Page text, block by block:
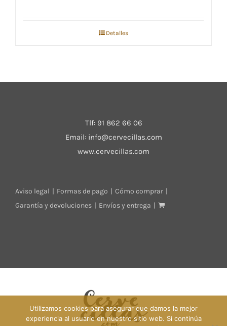
Detalles
Tlf: 91 862 66 06
Email: info@cervecillas.com
www.cervecillas.com
Aviso legal Formas de pago
Cómo comprar
Garantía y devoluciones
Envíos y entrega
Utilizamos cookies para asegurar que damos la mejor
experiencia al usuario en nuestro sitio web. Si continúa